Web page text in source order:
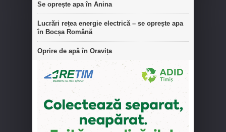
Se oprește apa în Anina
Lucrări rețea energie electrică – se oprește apa
în Bocșa Română
Oprire de apă în Oravița